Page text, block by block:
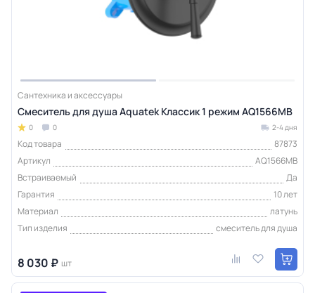
Сантехника и аксессуары
Смеситель для душа Aquatek Классик 1 режим AQ1566MB
0 0 2-4 дня
Код товара
87873
Артикул
AQ1566MB
Встраиваемый
Да
Гарантия
10 лет
Материал
латунь
Тип изделия
смеситель для душа
8 030 ₽ шт